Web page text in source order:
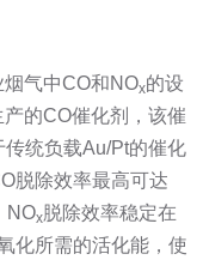
气中CO和NOx的设
的CO催化剂，该催
统负载Au/Pt的催化
脱除效率最高可达
NOx脱除效率稳定在
化所需的活化能，使